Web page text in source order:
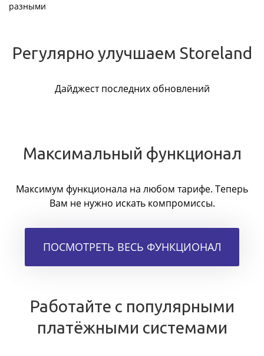
разными
Регулярно улучшаем Storeland
Дайджест последних обновлений
Максимальный функционал
Максимум функционала на любом тарифе. Теперь
Вам не нужно искать компромиссы.
ПОСМОТРЕТЬ ВЕСЬ ФУНКЦИОНАЛ
Работайте с популярными
платёжными системами